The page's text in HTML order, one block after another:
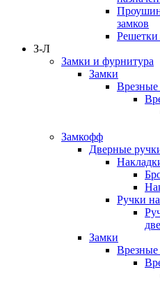
замков
З-Л
Замки и фурнитура
Замки
Врезные
Замкофф
Дверные
Ручки
Замки
Врезные